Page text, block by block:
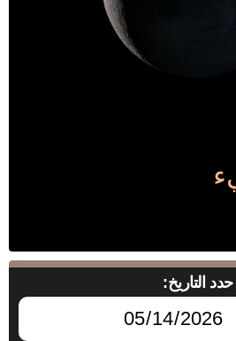
حدد التاريخ: